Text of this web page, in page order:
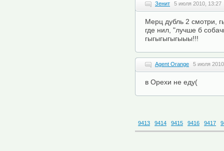
Зенит 5 июля 2010, 13:27
Мерц дубль 2 смотри,
где нил, "лучше б
гыгыгыгыгыыы!!!
Agent Orange 5 июля
в Орехи не еду(
9413 9414 9415 9416 9417